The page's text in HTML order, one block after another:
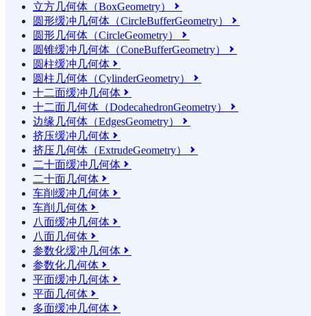
立方几何体（BoxGeometry） 
圆形缓冲几何体（CircleBufferGeometry） 
圆形几何体（CircleGeometry） 
圆锥缓冲几何体（ConeBufferGeometry） 
圆柱缓冲几何体 
圆柱几何体（CylinderGeometry） 
十二面缓冲几何体 
十二面几何体（DodecahedronGeometry） 
边缘几何体（EdgesGeometry） 
挤压缓冲几何体 
挤压几何体（ExtrudeGeometry） 
二十面缓冲几何体 
二十面几何体 
车削缓冲几何体 
车削几何体 
八面缓冲几何体 
八面几何体 
参数化缓冲几何体 
参数化几何体 
平面缓冲几何体 
平面几何体 
多面缓冲几何体 